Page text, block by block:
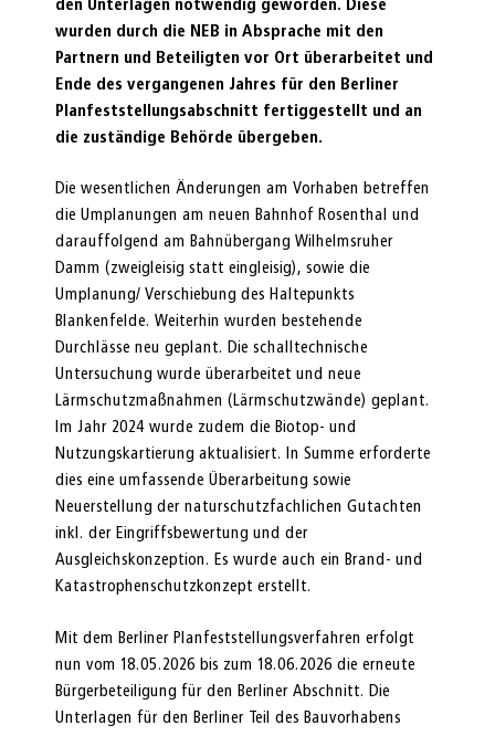
den Unterlagen notwendig geworden. Diese
wurden durch die NEB in Absprache mit den
Partnern und Beteiligten vor Ort überarbeitet und
Ende des vergangenen Jahres für den Berliner
Planfeststellungsabschnitt fertiggestellt und an
die zuständige Behörde übergeben.
Die wesentlichen Änderungen am Vorhaben betreffen
die Umplanungen am neuen Bahnhof Rosenthal und
darauffolgend am Bahnübergang Wil­helmsruher
Damm (zweigleisig statt eingleisig), sowie die
Umplanung/ Verschiebung des Haltepunkts
Blankenfelde. Weiterhin wurden bestehen­de
Durchlässe neu geplant. Die schalltechnische
Untersuchung wurde überarbeitet und neue
Lärmschutzmaßnahmen (Lärmschutzwände) geplant.
Im Jahr 2024 wurde zudem die Biotop- und
Nutzungskartierung aktualisiert. In Summe erforderte
dies eine umfassende Überarbeitung sowie
Neuerstellung der naturschutzfachlichen Gutachten
inkl. der Eingriffsbewertung und der
Ausgleichskonzeption. Es wurde auch ein Brand- und
Katastrophenschutzkonzept erstellt.
Mit dem Berliner Planfeststellungsverfahren erfolgt
nun vom 18.05.2026 bis zum 18.06.2026 die erneute
Bürgerbeteiligung für den Berliner Abschnitt. Die
Unterlagen für den Berliner Teil des Bauvorhabens